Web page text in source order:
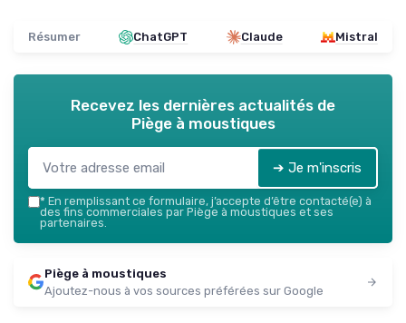
Résumer ChatGPT Claude Mistral
Recevez les dernières actualités de
Piège à moustiques
➔ Je m'inscris
* En remplissant ce formulaire, j’accepte d’être contacté(e) à
des fins commerciales par Piège à moustiques et ses
partenaires.
Piège à moustiques
Ajoutez-nous à vos sources préférées sur Google